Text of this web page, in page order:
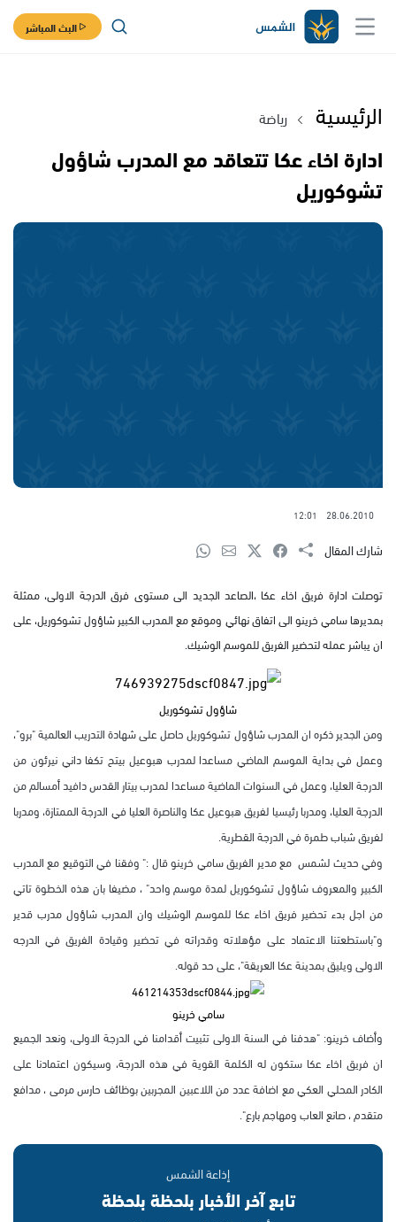
البث المباشر
الرئيسية رياضة
ادارة اخاء عكا تتعاقد مع المدرب شاؤول
تشوكوريل
28.06.2010
12:01
شارك المقال
توصلت ادارة فريق اخاء عكا ،الصاعد الجديد الى مستوى فرق الدرجة الاولى، ممثلة
بمديرها سامي خرينو الى اتفاق نهائي وموقع مع المدرب الكبير شاؤول تشوكوريل، على
ان يباشر عمله لتحضير الفريق للموسم الوشيك.
شاؤول تشوكوريل
ومن الجدير ذكره ان المدرب شاؤول تشوكوريل حاصل على شهادة التدريب العالمية "برو"،
وعمل في بداية الموسم الماضي مساعدا لمدرب هبوعيل بيتح تكفا داني نيرئون من
الدرجة العليا، وعمل في السنوات الماضية مساعدا لمدرب بيتار القدس دافيد أمسالم من
الدرجة العليا، ومدربا رئيسيا لفريق هبوعيل عكا والناصرة العليا في الدرجة الممتازة، ومدربا
لفريق شباب طمرة في الدرجة القطرية.
وفي حديث لشمس مع مدير الفريق سامي خرينو قال :" وفقنا في التوقيع مع المدرب
الكبير والمعروف شاؤول تشوكوريل لمدة موسم واحد" ، مضيفا بان هذه الخطوة تاتي
من اجل بدء تحضير فريق اخاء عكا للموسم الوشيك وان المدرب شاؤول مدرب قدير
و"باستطعتنا الاعتماد على مؤهلاته وقدراته في تحضير وقيادة الفريق في الدرجه
الاولى ويليق بمدينة عكا العريقة"، على حد قوله.
سامي خرينو
وأضاف خرينو: "هدفنا في السنة الاولى تثبيت أقدامنا في الدرجة الاولى، ونعد الجميع
ان فريق اخاء عكا ستكون له الكلمة القوية في هذه الدرجة، وسيكون اعتمادنا على
الكادر المحلي العكي مع اضافة عدد من اللاعبين المجربين بوظائف حارس مرمى ، مدافع
متقدم ، صانع العاب ومهاجم بارع".
إذاعة الشمس
تابع آخر الأخبار بلحظة بلحظة